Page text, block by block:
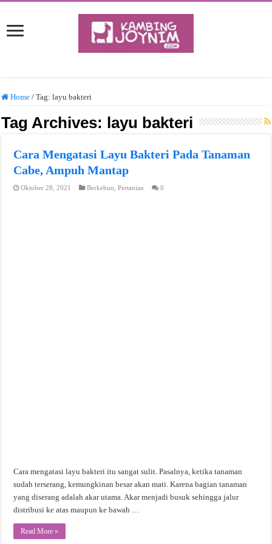
Home / Tag:layu bakteri
Tag Archives: layu bakteri
Cara Mengatasi Layu Bakteri Pada Tanaman
Cabe, Ampuh Mantap
Oktober 28, 2021 Berkebun ,Pertanian 0
Cara mengatasi layu bakteri itu sangat sulit. Pasalnya, ketika tanaman
sudah terserang, kemungkinan besar akan mati. Karena bagian tanaman
yang diserang adalah akar utama. Akar menjadi busuk sehingga jalur
distribusi ke atas maupun ke bawah …
Read More »